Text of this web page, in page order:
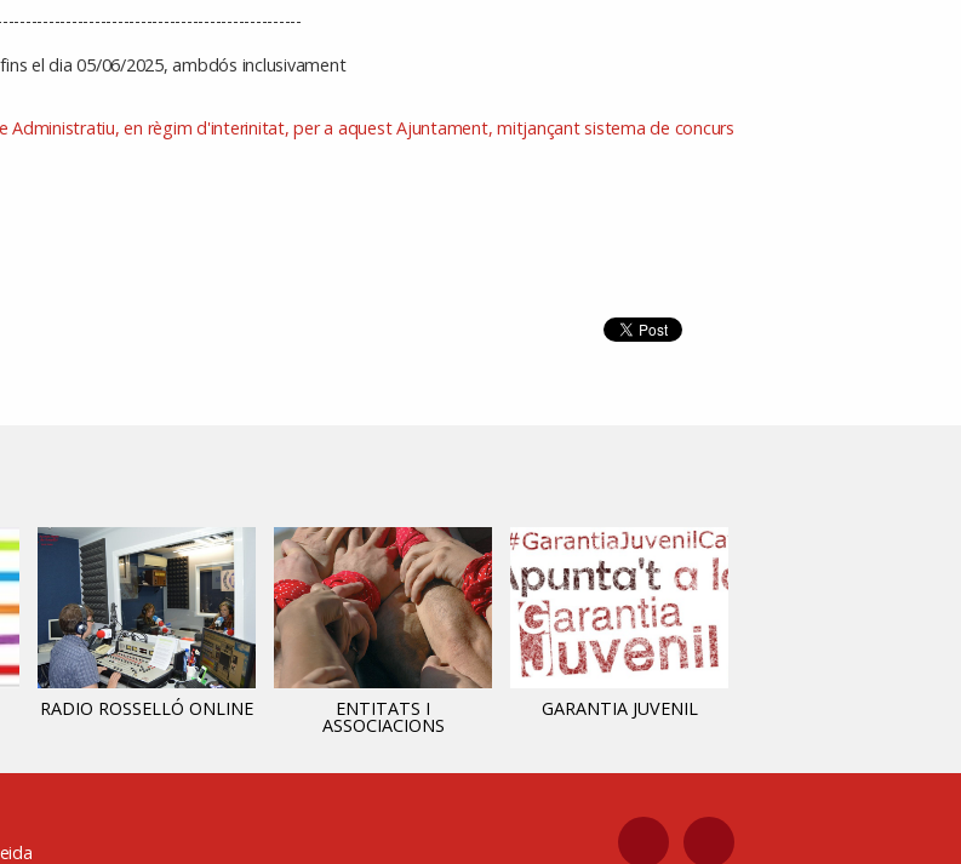
el dia 05/06/2025, ambdós inclusivament
Administratiu, en règim d'interinitat, per a aquest Ajuntament, mitjançant sistema de concurs
RADIO ROSSELLÓ ONLINE ENTITATS I
ASSOCIACIONS
GARANTIA JUVENIL